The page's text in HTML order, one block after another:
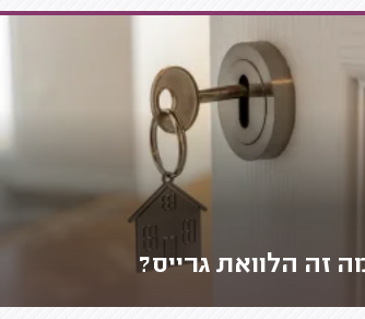
זה הלוואת גרייס?